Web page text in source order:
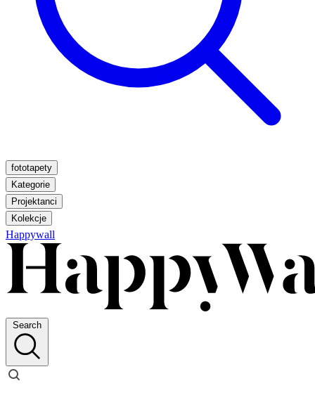
fototapety
Kategorie
Projektanci
Kolekcje
Happywall
Search